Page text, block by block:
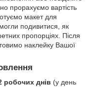
прорахуємо вартість
макет для
подивитися, як
пропорціях. Після
наклейку Вашої
робочих днів (у день